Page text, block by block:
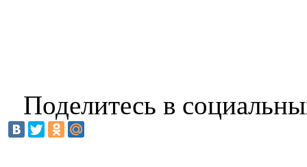
Поделитесь в